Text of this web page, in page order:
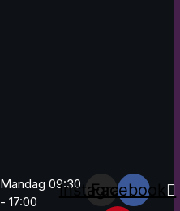
Mandag 09:30
- 17:00
Instagram
Facebook